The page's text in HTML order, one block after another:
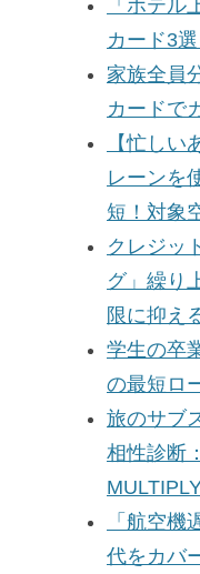
「ホテル
カード3
家族全員
カードで
【忙しい
レーンを
短！対象
クレジッ
グ」繰り
限に抑え
学生の卒
の最短ロ
旅のサブ
相性診断
「航空
代をカバ